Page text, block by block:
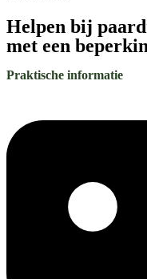
Helpen bij
met een
Praktische informatie